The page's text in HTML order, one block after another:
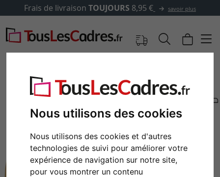
Nous utilisons des cookies
Nous utilisons des cookies et d'autres
technologies de suivi pour améliorer votre
expérience de navigation sur notre site,
pour vous montrer un contenu
Frais de livraison TOUJOURS 8,95 € savoir plus